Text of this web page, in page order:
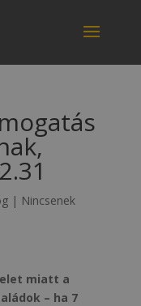
| Nincsenek
miatt a
– ha 7